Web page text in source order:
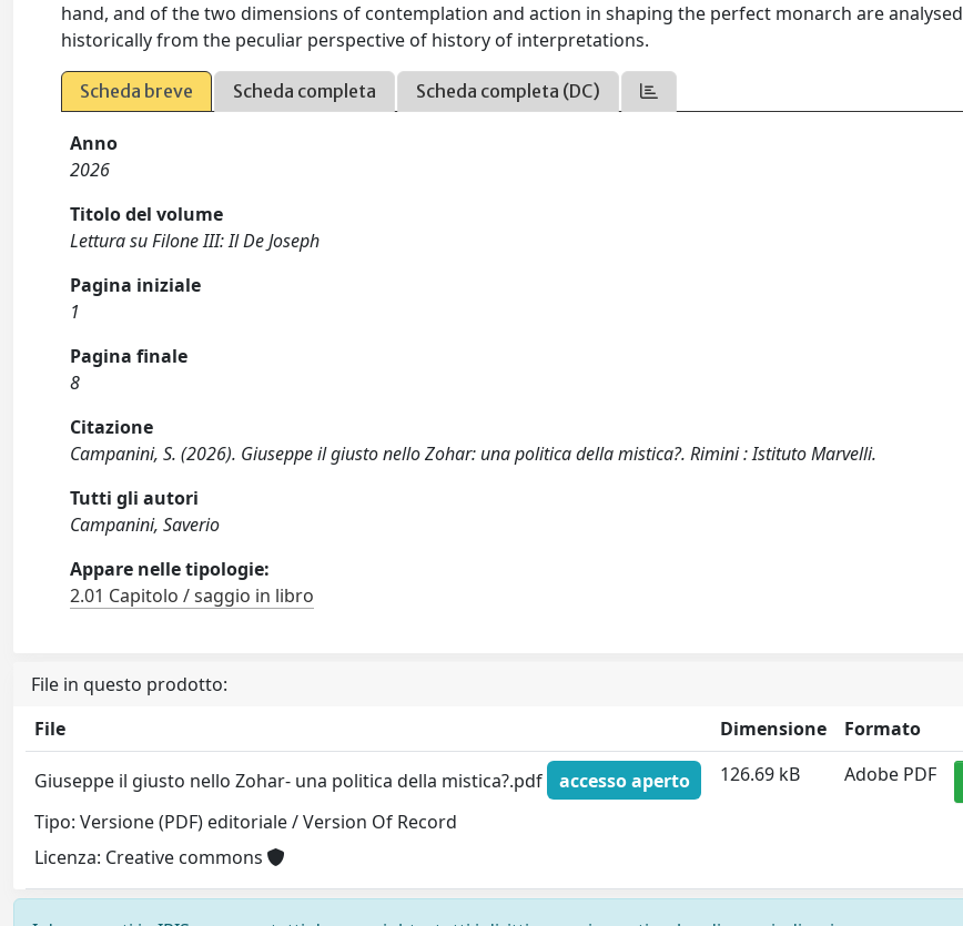
hand, and of the two dimensions of contemplation and action in shaping the perfect monarch are analysed
historically from the peculiar perspective of history of interpretations.
Scheda breve Scheda completa Scheda completa (DC)
Anno
2026
Titolo del volume
Lettura su Filone III: Il De Joseph
Pagina iniziale
1
Pagina finale
8
Citazione
Campanini, S. (2026). Giuseppe il giusto nello Zohar: una politica della mistica?. Rimini : Istituto Marvelli.
Tutti gli autori
Campanini, Saverio
Appare nelle tipologie:
2.01 Capitolo / saggio in libro
File in questo prodotto:
File
Dimensione Formato
Giuseppe il giusto nello Zohar- una politica della mistica?.pdf
accesso aperto
Tipo: Versione (PDF) editoriale / Version Of Record
Licenza: Creative commons
126.69 kB Adobe PDF